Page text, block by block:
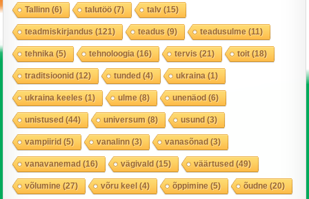
Tallinn(6) talutöö(7) talv(15)
teadmiskirjandus (121) teadus (9) teadusulme (11)
tehnika (5) tehnoloogia (16) tervis (21) toit(18)
traditsioonid(12) tunded(4) ukraina (1)
ukraina keeles (1) ulme (8) unenäod(6)
unistused(44) universum (8) usund(3)
vampiirid(5) vanalinn(3) vanasõnad(3)
vanavanemad(16) vägivald(15) väärtused(49)
võlumine (27) võru keel(4) õppimine (5) õudne (20)